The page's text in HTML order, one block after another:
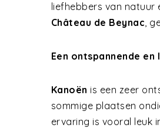
liefhebbers van natuur
Château de Beynac,
Een ontspannende
Kanoën is een zeer
sommige plaatsen
ervaring is vooral leuk